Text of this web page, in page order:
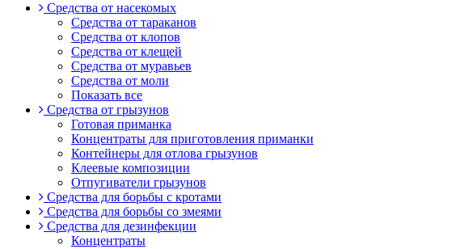
Средства от насекомых
Средства от тараканов
Средства от клопов
Средства от клещей
Средства от муравьев
Средства от моли
Показать все
Средства от грызунов
Готовая приманка
Концентраты для приготовления приманки
Контейнеры для отлова грызунов
Клеевые композиции
Отпугиватели грызунов
Средства для борьбы с кротами
Средства для борьбы со змеями
Средства для дезинфекции
Концентраты